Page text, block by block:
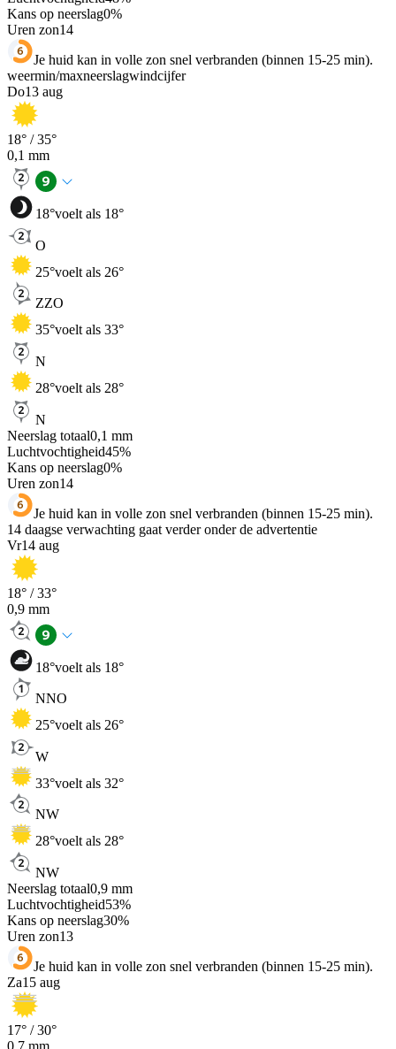
Kans op neerslag0%
Uren zon14
Je huid kan in volle zon snel verbranden (binnen 15-25 min).
weermin/maxneerslagwindcijfer
Do13 aug
18° /35°
0,1 mm
18°voelt als 18°
O
25°voelt als 26°
ZZO
35°voelt als 33°
N
28°voelt als 28°
N
Neerslag totaal0,1 mm
Luchtvochtigheid45%
Kans op neerslag0%
Uren zon14
Je huid kan in volle zon snel verbranden (binnen 15-25 min).
14 daagse verwachting gaat verder onder de advertentie
Vr14 aug
18° /33°
0,9 mm
18°voelt als 18°
NNO
25°voelt als 26°
W
33°voelt als 32°
NW
28°voelt als 28°
NW
Neerslag totaal0,9 mm
Luchtvochtigheid53%
Kans op neerslag30%
Uren zon13
Je huid kan in volle zon snel verbranden (binnen 15-25 min).
Za15 aug
17° /30°
0,7 mm